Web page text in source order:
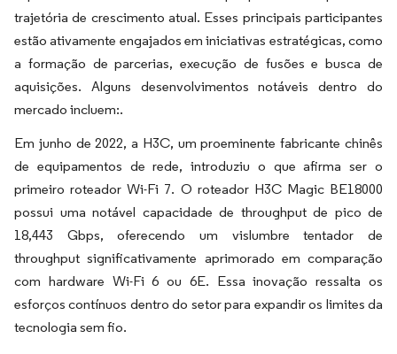
trajetória de crescimento atual. Esses principais participantes
estão ativamente engajados em iniciativas estratégicas, como
a formação de parcerias, execução de fusões e busca de
aquisições. Alguns desenvolvimentos notáveis dentro do
mercado incluem:.
Em junho de 2022, a H3C, um proeminente fabricante chinês
de equipamentos de rede, introduziu o que afirma ser o
primeiro roteador Wi-Fi 7. O roteador H3C Magic BE18000
possui uma notável capacidade de throughput de pico de
18,443 Gbps, oferecendo um vislumbre tentador de
throughput significativamente aprimorado em comparação
com hardware Wi-Fi 6 ou 6E. Essa inovação ressalta os
esforços contínuos dentro do setor para expandir os limites da
tecnologia sem fio.